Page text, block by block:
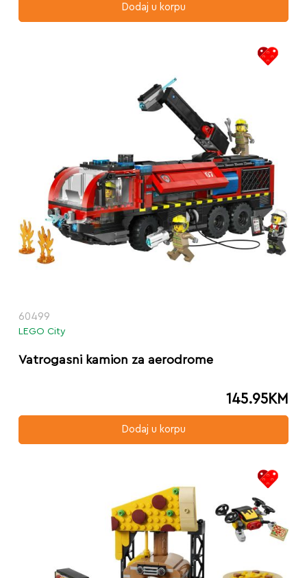
Dodaj u korpu
60499
LEGO City
Vatrogasni kamion za aerodrome
145.95KM
Dodaj u korpu